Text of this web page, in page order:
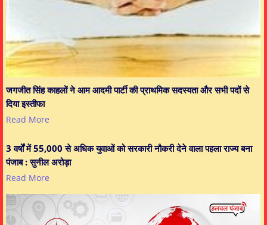
जगजीत सिंह काहलों ने आम आदमी पार्टी की प्राथमिक सदस्यता और सभी पदों से
दिया इस्तीफा
Read More
3 वर्षों में 55,000 से अधिक युवाओं को सरकारी नौकरी देने वाला पहला राज्य बना
पंजाब : सुनील अरोड़ा
Read More